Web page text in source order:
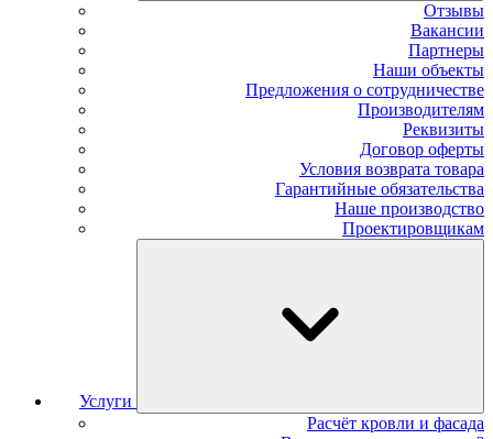
Отзывы
Вакансии
Партнеры
Наши объекты
Предложения о сотрудничестве
Производителям
Реквизиты
Договор оферты
Условия возврата товара
Гарантийные обязательства
Наше производство
Проектировщикам
Услуги
Расчёт кровли и фасада